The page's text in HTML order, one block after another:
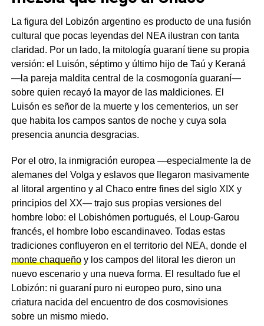
La figura del Lobizón argentino es producto de una fusión
cultural que pocas leyendas del NEA ilustran con tanta
claridad. Por un lado, la mitología guaraní tiene su propia
versión: el Luisón, séptimo y último hijo de Taú y Keraná
—la pareja maldita central de la cosmogonía guaraní—
sobre quien recayó la mayor de las maldiciones. El
Luisón es señor de la muerte y los cementerios, un ser
que habita los campos santos de noche y cuya sola
presencia anuncia desgracias.
Por el otro, la inmigración europea —especialmente la de
alemanes del Volga y eslavos que llegaron masivamente
al litoral argentino y al Chaco entre fines del siglo XIX y
principios del XX— trajo sus propias versiones del
hombre lobo: el Lobishómen portugués, el Loup-Garou
francés, el hombre lobo escandinaveo. Todas estas
tradiciones confluyeron en el territorio del NEA, donde el
monte chaqueñoy los campos del litoral les dieron un
nuevo escenario y una nueva forma. El resultado fue el
Lobizón: ni guaraní puro ni europeo puro, sino una
criatura nacida del encuentro de dos cosmovisiones
sobre un mismo miedo.